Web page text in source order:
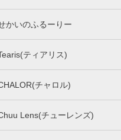
かいのふるーりー
ティアリス)
チャロル)
Lens(チューレンズ)